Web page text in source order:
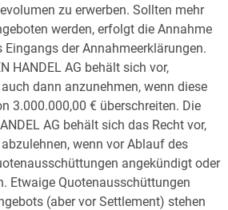
zu erwerben. Sollten mehr
werden, erfolgt die Annahme
Eingangs der Annahmeerklärungen.
HANDEL AG behält sich vor,
dann anzunehmen, wenn diese
3.000.000,00 € überschreiten. Die
AG behält sich das Recht vor,
wenn vor Ablauf des
angekündigt oder
Etwaige Quotenausschüttungen
(aber vor Settlement) stehen